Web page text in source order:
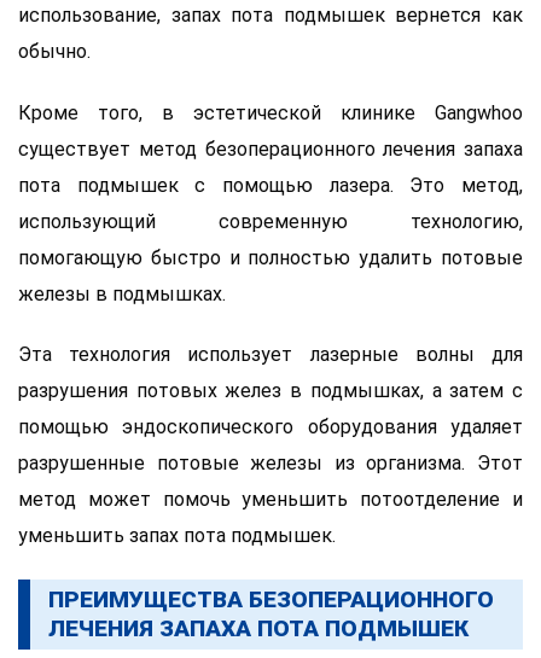
использование, запах пота подмышек вернется как
обычно.
Кроме того, в эстетической клинике Gangwhoo
существует метод безоперационного лечения запаха
пота подмышек с помощью лазера. Это метод,
использующий современную технологию,
помогающую быстро и полностью удалить потовые
железы в подмышках.
Эта технология использует лазерные волны для
разрушения потовых желез в подмышках, а затем с
помощью эндоскопического оборудования удаляет
разрушенные потовые железы из организма. Этот
метод может помочь уменьшить потоотделение и
уменьшить запах пота подмышек.
ПРЕИМУЩЕСТВА БЕЗОПЕРАЦИОННОГО
ЛЕЧЕНИЯ ЗАПАХА ПОТА ПОДМЫШЕК